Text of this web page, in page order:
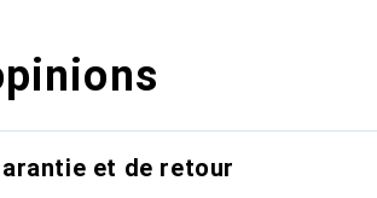
et de retour